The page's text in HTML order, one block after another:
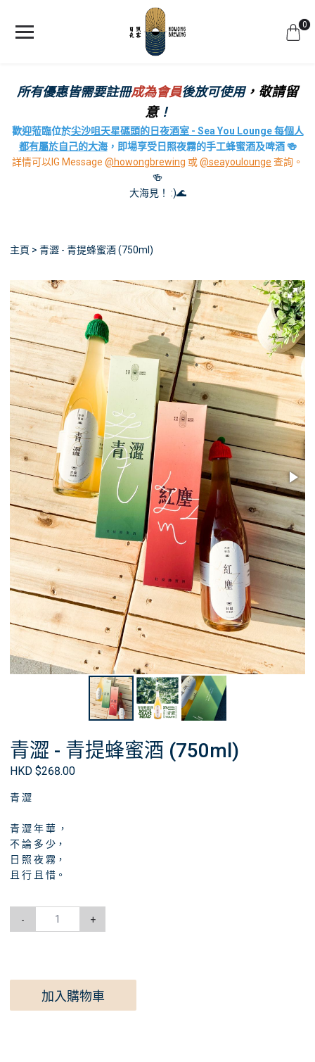
0
所有優惠皆需要註冊成為會員後放可使用，敬請留
意！
歡迎蒞臨位於尖沙咀天星碼頭的日夜酒室 - Sea You Lounge 每個人
都有屬於自己的大海，即場享受日照夜霧的手工蜂蜜酒及啤酒 🍻
詳情可以IG Message @howongbrewing 或@seayoulounge 查詢。
🍻
大海見！ :)🌊
主頁 青澀 - 青提蜂蜜酒 (750ml)
青澀 - 青提蜂蜜酒 (750ml)
HKD $268.00
青 澀
青 澀 年 華 ，
不 論 多 少，
日 照 夜 霧，
且 行 且 惜。
- +
加入購物車